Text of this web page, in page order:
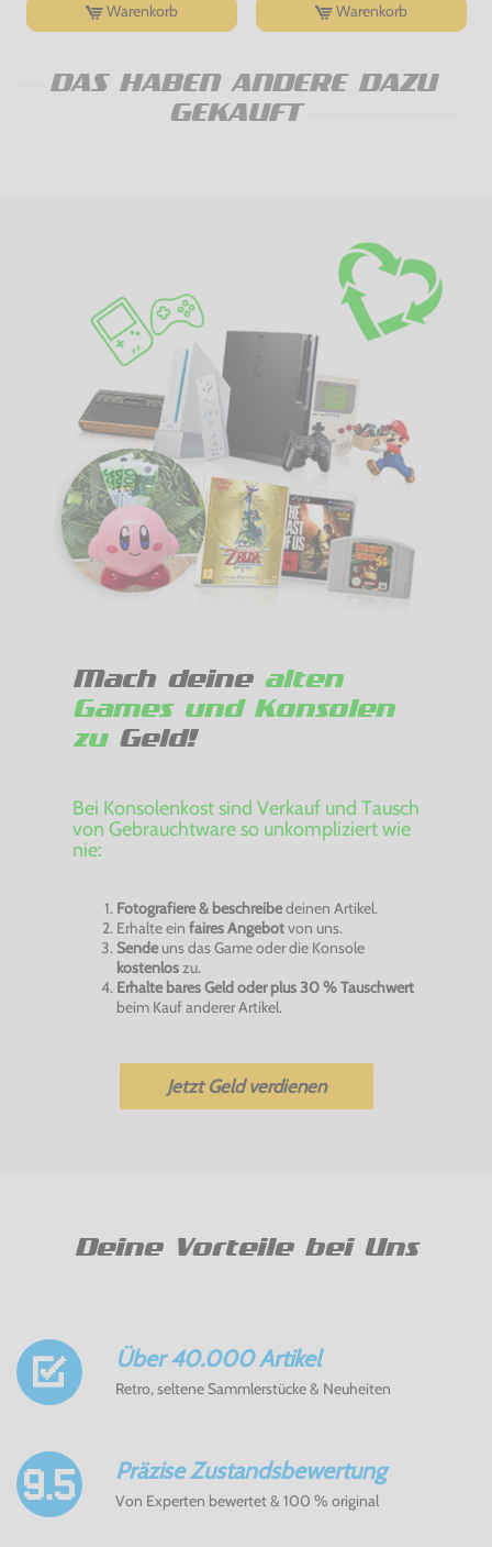
Warenkorb Warenkorb
DAS HABEN ANDERE DAZU
GEKAUFT
Mach deine alten
Games und Konsolen
zuGeld!
Bei Konsolenkost sind Verkauf und Tausch
von Gebrauchtware so unkompliziert wie
nie:
Fotografiere & beschreibedeinen Artikel.
Erhalte ein faires Angebotvon uns.
Sendeuns das Game oder die Konsole
kostenloszu.
Erhalte bares Geld oder plus 30 % Tauschwert
beim Kauf anderer Artikel.
Jetzt Geld verdienen
Deine Vorteile bei Uns
Über 40.000 Artikel
Retro, seltene Sammlerstücke & Neuheiten
Präzise Zustandsbewertung
Von Experten bewertet & 100 % original